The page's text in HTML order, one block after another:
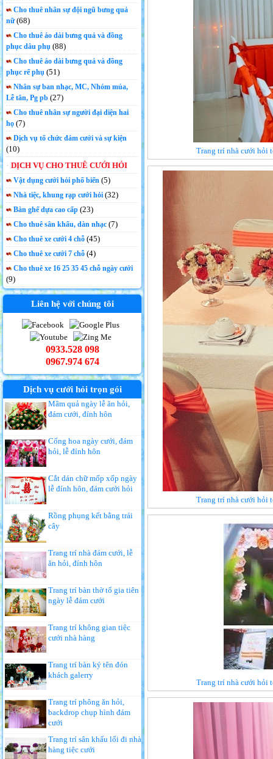
Cho thuê nhân sự đội ngũ bưng quả
nữ(68)
Cho thuê áo dài bưng quả và đồng
phục dâu phụ (88)
Cho thuê áo dài bưng quả và đồng
phục rể phụ (51)
Nhân sự ban nhạc, MC, Nhóm múa,
Lễ tân, Pg pb (27)
Cho thuê nhân sự người đại diện hai
họ (7)
Dịch vụ tổ chức đám cưới và sự kiện
(10)
DỊCH VỤ CHO THUÊ CƯỚI HỎI
Vật dụng cưới hỏi phổ biến (5)
Nhà tiệc, khung rạp cưới hỏi (32)
Bàn ghế dựa cao cấp (23)
Cho thuê sân khấu, dàn nhạc (7)
Cho thuê xe cưới 4 chỗ (45)
Cho thuê xe cưới 7 chỗ (4)
Cho thuê xe 16 25 35 45 chỗ ngày cưới
(9)
Liên hệ với chúng tôi
0933.528 098
0967.974 674
Dịch vụ cưới hỏi trọn gói
Mâm quả ngày lễ ăn hỏi,
đám cưới, đính hôn
Cổng hoa ngày cưới, đám
hỏi, lễ đính hôn
Cắt dán chữ mốp xốp ngày
lễ đính hôn, đám cưới hỏi
Rồng phụng kết bằng trái
cây
Trang trí nhà đám cưới, lễ
ăn hỏi, đính hôn
Trang trí bàn thờ tổ gia tiên
ngày lễ đám cưới
Trang trí không gian tiệc
cưới nhà hàng
Trang trí bàn ký tên đón
khách galerry
Trang trí phông ăn hỏi,
backdrop chụp hình đám
cưới
Trang trí sân khấu lối đi nhà
hàng tiệc cưới
Trang trí nhà cưới hỏi
Trang trí nhà cưới hỏi
Trang trí nhà cưới hỏi